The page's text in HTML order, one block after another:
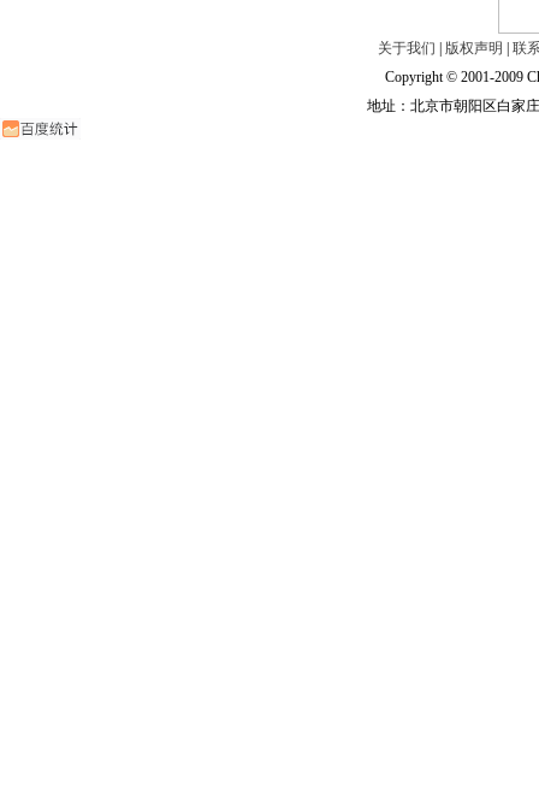
关于我们 版权声明
联
Copyright © 2001-2009
地址：北京市朝阳区白家